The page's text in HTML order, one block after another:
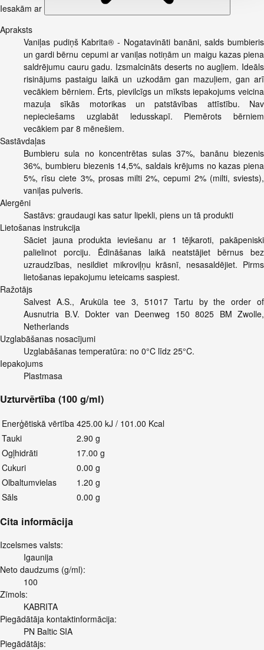
Iesakām ar
Apraksts
Vaniļas pudiņš Kabrita® - Nogatavināti banāni, salds bumbieris
un gardi bērnu cepumi ar vaniļas notiņām un maigu kazas piena
saldrējumu cauru gadu. Izsmalcināts deserts no augļiem. Ideāls
risinājums pastaigu laikā un uzkodām gan mazuļiem, gan arī
vecākiem bērniem. Ērts, pievilcīgs un mīksts iepakojums veicina
mazuļa sīkās motorikas un patstāvības attīstību. Nav
nepieciešams uzglabāt ledusskapī. Piemērots bērniem
vecākiem par 8 mēnešiem.
Sastāvdaļas
Bumbieru sula no koncentrētas sulas 37%, banānu biezenis
36%, bumbieru biezenis 14,5%, saldais krējums no kazas piena
5%, rīsu ciete 3%, prosas milti 2%, cepumi 2% (milti, sviests),
vaniļas pulveris.
Alergēni
Sastāvs: graudaugi kas satur lipekli, piens un tā produkti
Lietošanas instrukcija
Sāciet jauna produkta ieviešanu ar 1 tējkaroti, pakāpeniski
palielinot porciju. Ēdināšanas laikā neatstājiet bērnus bez
uzraudzības, nesildiet mikroviļņu krāsnī, nesasaldējiet. Pirms
lietošanas iepakojumu ieteicams saspiest.
Ražotājs
Salvest A.S., Aruküla tee 3, 51017 Tartu by the order of
Ausnutria B.V. Dokter van Deenweg 150 8025 BM Zwolle,
Netherlands
Uzglabāšanas nosacījumi
Uzglabāšanas temperatūra: no 0°C līdz 25°C.
Iepakojums
Plastmasa
Uzturvērtība (100 g/ml)
Enerģētiskā vērtība 425.00 kJ / 101.00 Kcal
Tauki
2.90 g
Ogļhidrāti
17.00 g
Cukuri
0.00 g
Olbaltumvielas
1.20 g
Sāls
0.00 g
Cita informācija
Izcelsmes valsts:
Igaunija
Neto daudzums (g/ml):
100
Zīmols:
KABRITA
Piegādātāja kontaktinformācija:
PN Baltic SIA
Piegādātājs: